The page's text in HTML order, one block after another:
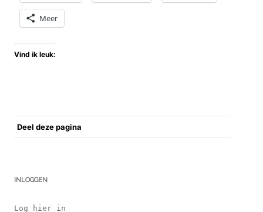
Meer
Vind ik leuk:
Deel deze pagina
INLOGGEN
Log hier in